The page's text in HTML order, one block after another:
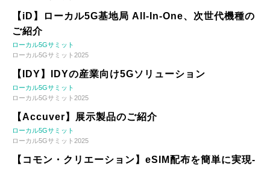
【iD】ローカル5G基地局 All-In-One、次世代機種の
ご紹介
ローカル5Gサミット
ローカル5Gサミット2025
【IDY】IDYの産業向け5Gソリューション
ローカル5Gサミット
ローカル5Gサミット2025
【Accuver】展示製品のご紹介
ローカル5Gサミット
ローカル5Gサミット2025
【コモン・クリエーション】eSIM配布を簡単に実現-